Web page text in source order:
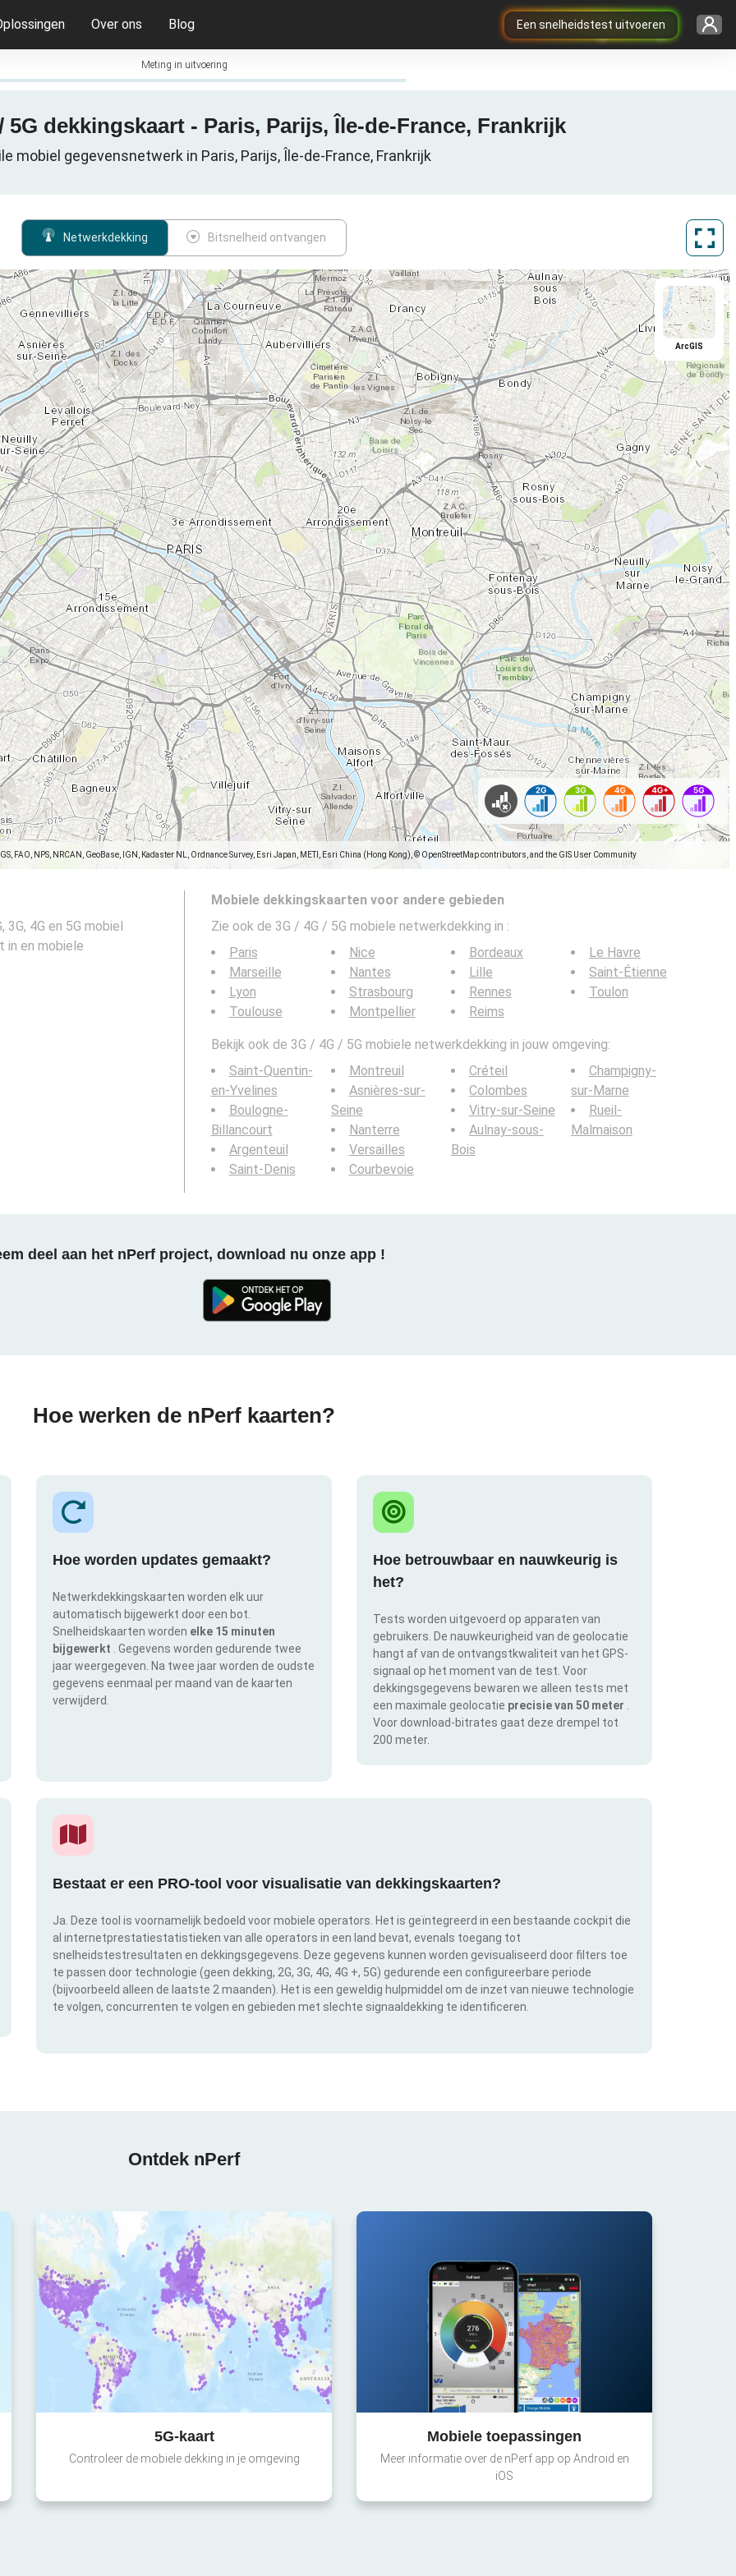
Een snelheidstest uitvoeren
Over ons Blog
Meting in uitvoering
5G dekkingskaart - Paris, Parijs, Île-de-France, Frankrijk
mobiel gegevensnetwerk in Paris, Parijs, Île-de-France, Frankrijk
Netwerkdekking Bitsnelheid ontvangen
FAO, NPS, NRCAN, GeoBase, IGN, Kadaster NL, Ordnance Survey, Esri Japan, METI, Esri China (Hong Kong), © OpenStreetMap contributors, and the GIS User Community
ArcGIS
4G en 5G mobiel
en mobiele
Mobiele dekkingskaarten voor andere gebieden
Zie ook de 3G / 4G / 5G mobiele netwerkdekking in :
Paris
Marseille
Lyon
Toulouse
Nice
Nantes
Strasbourg
Montpellier
Bordeaux
Lille
Rennes
Reims
Le Havre
Saint-Étienne
Toulon
Bekijk ook de 3G / 4G / 5G mobiele netwerkdekking in jouw omgeving:
Saint-Quentin-
en-Yvelines
Boulogne-
Billancourt
Argenteuil
Saint-Denis
Montreuil
Asnières-sur-
Seine
Nanterre
Versailles
Courbevoie
Créteil
Colombes
Vitry-sur-Seine
Aulnay-sous-
Bois
Champigny-
sur-Marne
Rueil-
Malmaison
deel aan het nPerf project, download nu onze app !
Hoe werken de nPerf kaarten?
Hoe worden updates gemaakt?
Netwerkdekkingskaarten worden elk uur
automatisch bijgewerkt door een bot.
Snelheidskaarten worden elke 15 minuten
bijgewerkt
. Gegevens worden gedurende twee
jaar weergegeven. Na twee jaar worden de oudste
gegevens eenmaal per maand van de kaarten
verwijderd.
Hoe betrouwbaar en nauwkeurig is
het?
Tests worden uitgevoerd op apparaten van
gebruikers. De nauwkeurigheid van de geolocatie
hangt af van de ontvangstkwaliteit van het GPS-
signaal op het moment van de test. Voor
dekkingsgegevens bewaren we alleen tests met
een maximale geolocatie precisie van 50 meter
Voor download-bitrates gaat deze drempel tot
200 meter.
Bestaat er een PRO-tool voor visualisatie van dekkingskaarten?
Ja. Deze tool is voornamelijk bedoeld voor mobiele operators. Het is geïntegreerd in een bestaande cockpit die
al internetprestatiestatistieken van alle operators in een land bevat, evenals toegang tot
snelheidstestresultaten en dekkingsgegevens. Deze gegevens kunnen worden gevisualiseerd door filters toe
te passen door technologie (geen dekking, 2G, 3G, 4G, 4G +, 5G) gedurende een configureerbare periode
(bijvoorbeeld alleen de laatste 2 maanden). Het is een geweldig hulpmiddel om de inzet van nieuwe technologie
te volgen, concurrenten te volgen en gebieden met slechte signaaldekking te identificeren.
Ontdek nPerf
5G-kaart
Controleer de mobiele dekking in je omgeving
Mobiele toepassingen
Meer informatie over de nPerf app op Android en
iOS